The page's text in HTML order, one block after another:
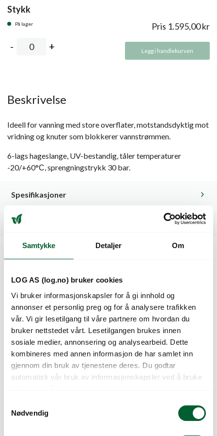
Samtykke Detaljer Om
LOG AS (log.no) bruker cookies
Vi bruker informasjonskapsler for å gi innhold og
annonser et personlig preg og for å analysere trafikken
vår. Vi gir lesetilgang til våre partnere om hvordan du
bruker nettstedet vårt. Lesetilgangen brukes innen
sosiale medier, annonsering og analysearbeid. Dette
kombineres med annen informasjon de har samlet inn
gjennom din bruk av tjenestene deres. Du godtar
automatisk vår bruk av informasjonskapsler ved å bruke
Nødvendig
Stykk
På lager Pris 1.595,00kr
Legg i handlekurven
Beskrivelse
Ideell for vanning med store overflater, motstandsdyktig mot
vridning og knuter som blokkerer vannstrømmen.
6-lags hageslange, UV-bestandig, tåler temperaturer
-20/+60°С, sprengningstrykk 30 bar.
Spesifikasjoner
Relaterte produkter
50M